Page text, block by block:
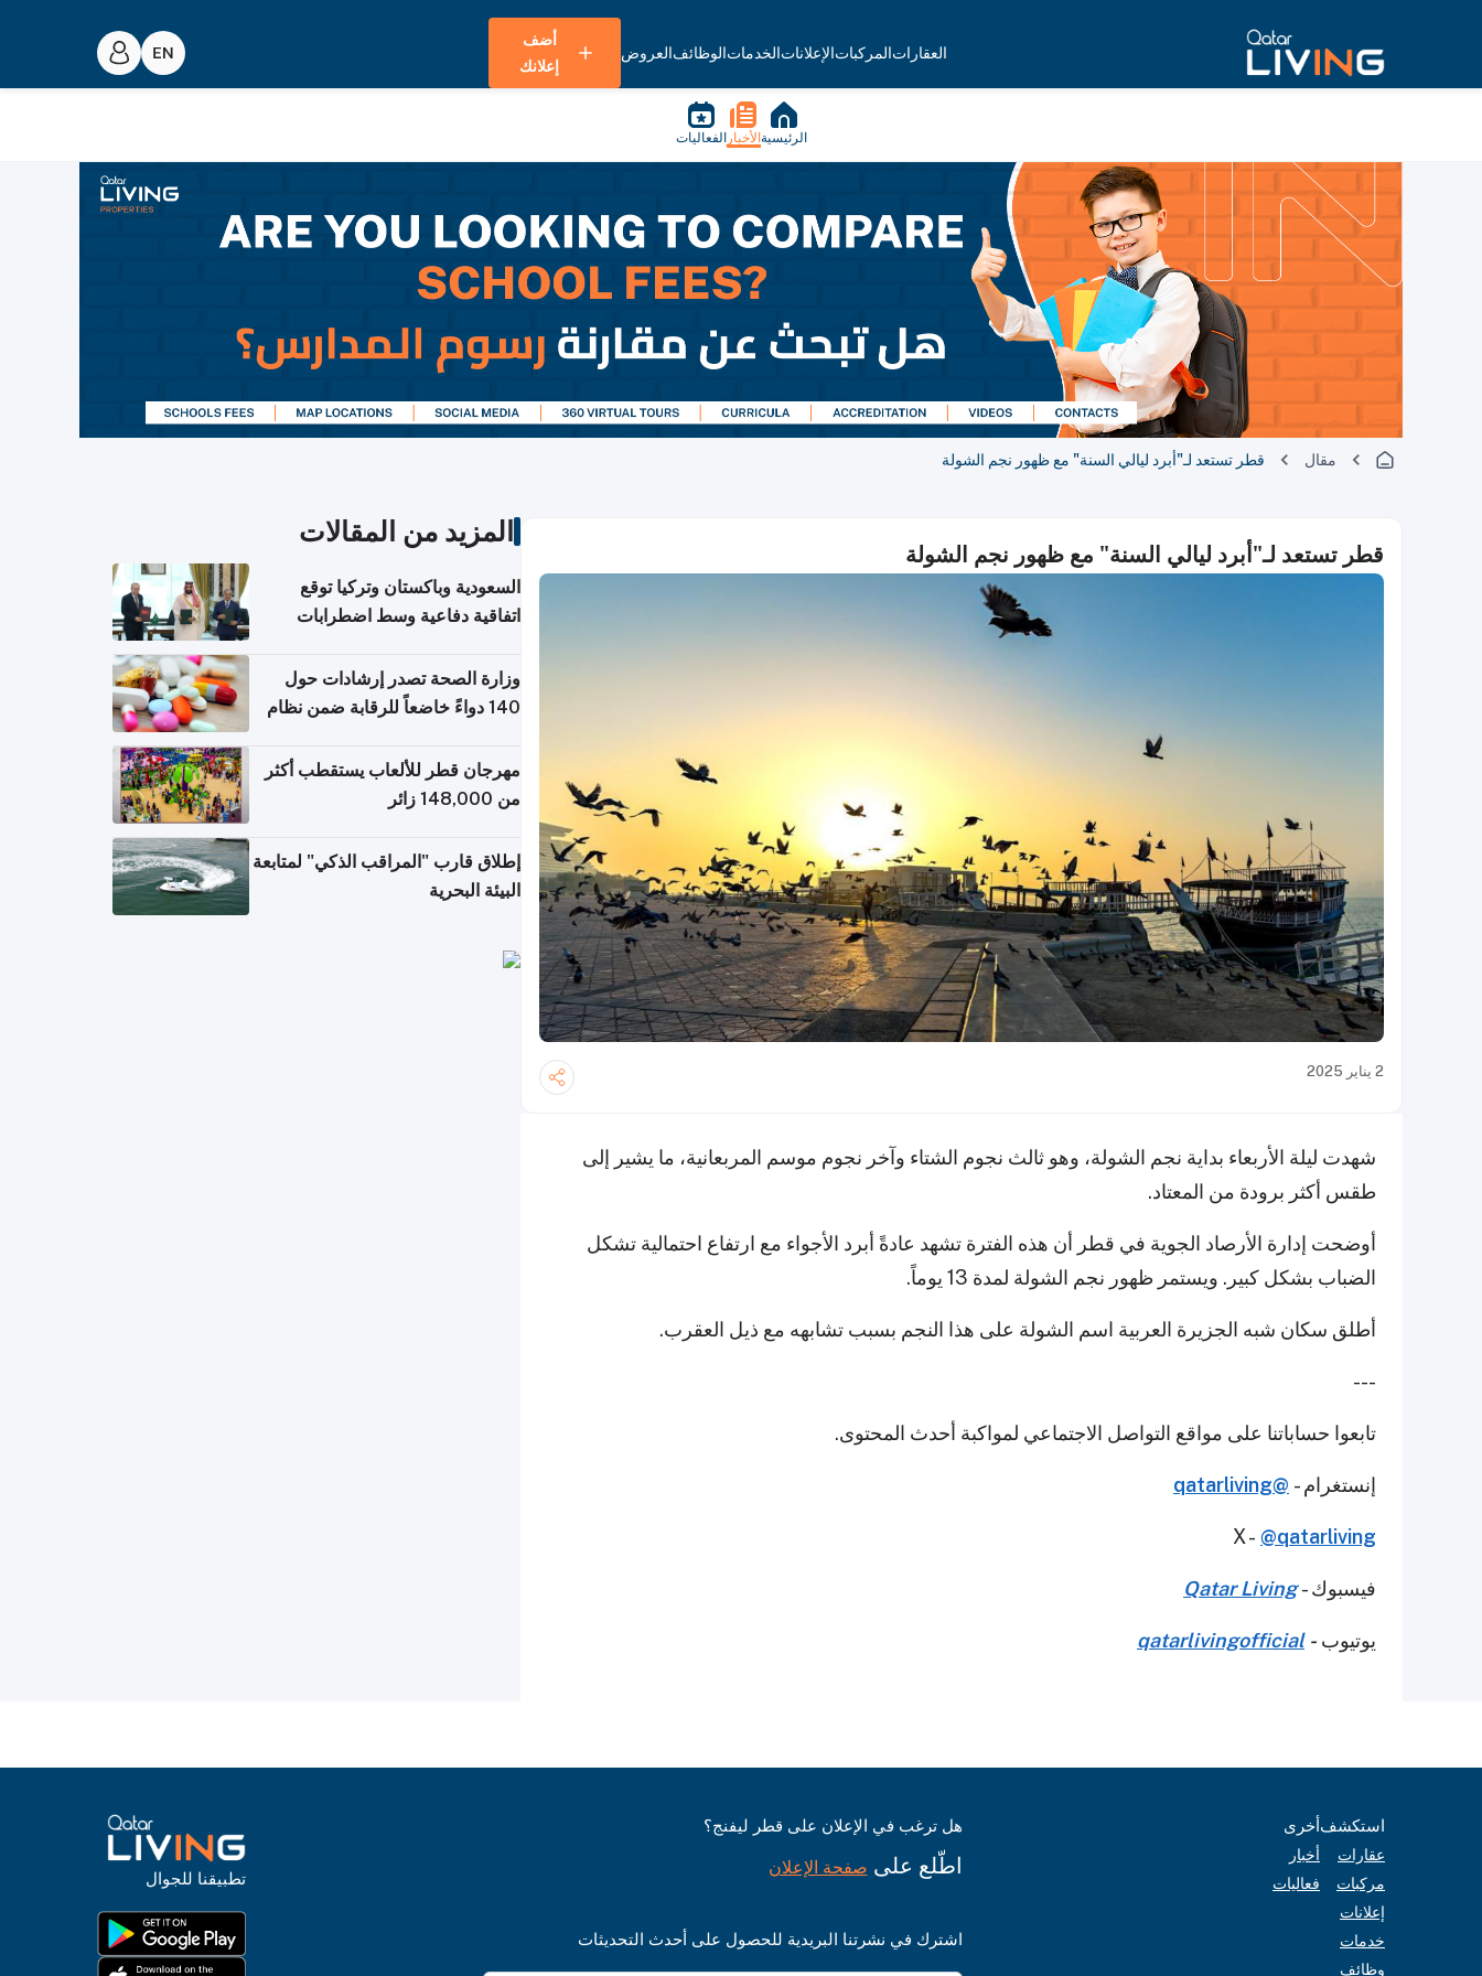
العقاراتالمركباتالإعلاناتالخدماتالوظائفالعروض
أضف
إعلانك
الرئيسية الأخبار الفعاليات
مقال قطر تستعد لـ"أبرد ليالي السنة" مع ظهور نجم الشولة
قطر تستعد لـ"أبرد ليالي السنة" مع ظهور نجم الشولة
2 يناير 2025
شهدت ليلة الأربعاء بداية نجم الشولة، وهو ثالث نجوم الشتاء وآخر نجوم موسم المربعانية، ما يشير إلى
طقس أكثر برودة من المعتاد.
أوضحت إدارة الأرصاد الجوية في قطر أن هذه الفترة تشهد عادةً أبرد الأجواء مع ارتفاع احتمالية تشكل
الضباب بشكل كبير. ويستمر ظهور نجم الشولة لمدة 13 يوماً.
أطلق سكان شبه الجزيرة العربية اسم الشولة على هذا النجم بسبب تشابهه مع ذيل العقرب.
---
تابعوا حساباتنا على مواقع التواصل الاجتماعي لمواكبة أحدث المحتوى.
إنستغرام - @qatarliving
X - @qatarliving
فيسبوك -Qatar Living
يوتيوب -
qatarlivingofficial
المزيد من المقالات
السعودية وباكستان وتركيا توقع
اتفاقية دفاعية وسط اضطرابات
وزارة الصحة تصدر إرشادات حول
140 دواءً خاضعاً للرقابة ضمن نظام
مهرجان قطر للألعاب يستقطب أكثر
من 148,000 زائر
إطلاق قارب "المراقب الذكي" لمتابعة
البيئة البحرية
استكشف
عقارات
مركبات
إعلانات
خدمات
وظائف
أخرى
أخبار
فعاليات
هل ترغب في الإعلان على قطر ليفنج؟
اطّلع على صفحة الإعلان
اشترك في نشرتنا البريدية للحصول على أحدث التحديثات
تطبيقنا للجوال